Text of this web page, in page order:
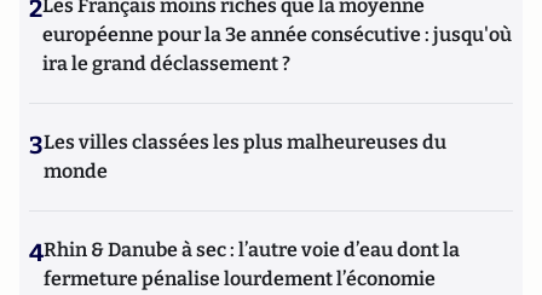
2Les Français moins riches que la moyenne
européenne pour la 3e année consécutive : jusqu'où
ira le grand déclassement ?
3Les villes classées les plus malheureuses du
monde
4Rhin & Danube à sec : l’autre voie d’eau dont la
fermeture pénalise lourdement l’économie